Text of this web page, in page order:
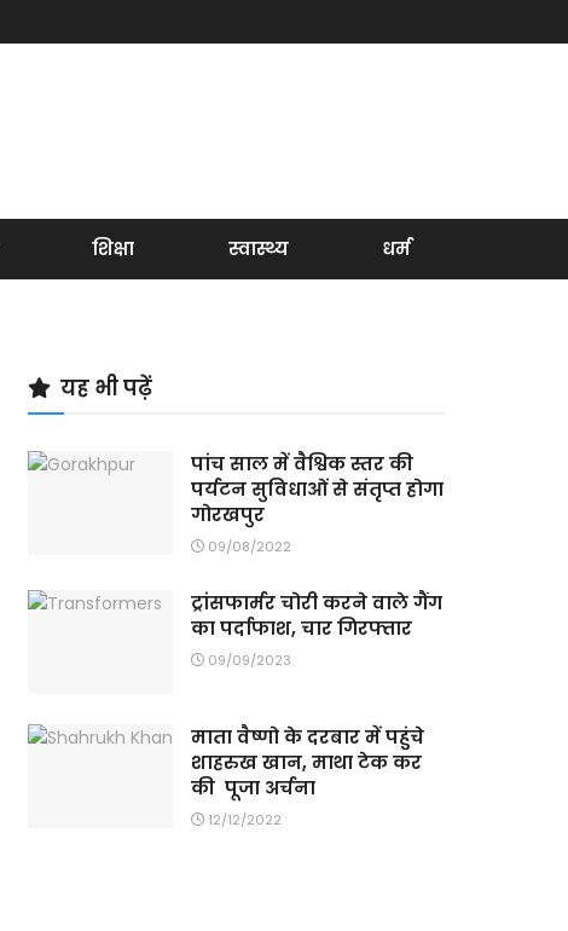
शिक्षा स्वास्थ्य धर्म
यह भी पढ़ें
पांच साल में वैश्विक स्तर की
पर्यटन सुविधाओं से संतृप्त होगा
गोरखपुर
09/08/2022
ट्रांसफार्मर चोरी करने वाले गैंग
का पर्दाफाश, चार गिरफ्तार
09/09/2023
माता वैष्णो के दरबार में पहुंचे
शाहरुख खान, माथा टेक कर
की पूजा अर्चना
12/12/2022